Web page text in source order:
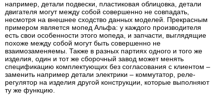
например, детали подвески, пластиковая облицовка, детали
двигателя могут между собой совершенно не совпадать,
несмотря на внешнее сходство данных моделей. Прекрасным
примером является мопед Альфа: у каждого производителя
есть свои особенности этого мопеда, и запчасти, выглядящие
похоже между собой могут быть совершенно не
взаимозаменяемы. Также в разных партиях одного и того же
изделия, один и тот же сборочный завод может менять
спецификацию комплектующих без согласования с клиентом –
заменить например детали электрики – коммутатор, реле-
регулятор на изделия другой конструкции, которые выполняют
ту же функцию.